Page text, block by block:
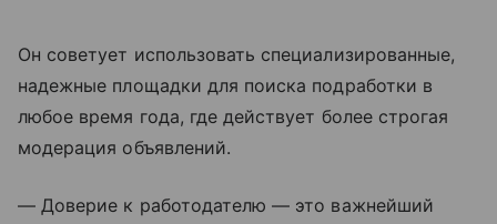
Он советует использовать специализированные,
надежные площадки для поиска подработки в
любое время года, где действует более строгая
модерация объявлений.
— Доверие к работодателю — это важнейший